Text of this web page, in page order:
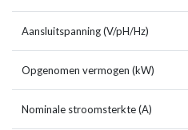
Aansluitspanning (V/pH/Hz)
Opgenomen vermogen (kW)
Nominale stroomsterkte (A)